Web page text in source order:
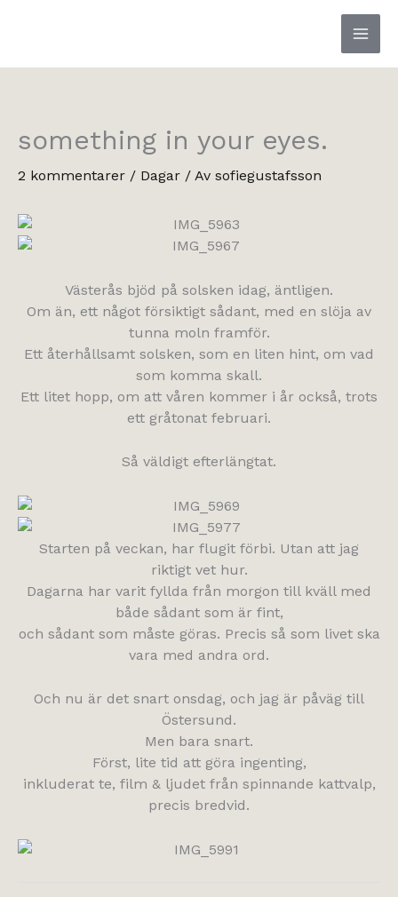
something in your eyes.
2 kommentarer / Dagar / Av sofiegustafsson
Västerås bjöd på solsken idag, äntligen.
Om än, ett något försiktigt sådant, med en slöja av
tunna moln framför.
Ett återhållsamt solsken, som en liten hint, om vad
som komma skall.
Ett litet hopp, om att våren kommer i år också, trots
ett gråtonat februari.
Så väldigt efterlängtat.
Starten på veckan, har flugit förbi. Utan att jag
riktigt vet hur.
Dagarna har varit fyllda från morgon till kväll med
både sådant som är fint,
och sådant som måste göras. Precis så som livet ska
vara med andra ord.
Och nu är det snart onsdag, och jag är påväg till
Östersund.
Men bara snart.
Först, lite tid att göra ingenting,
inkluderat te, film & ljudet från spinnande kattvalp,
precis bredvid.